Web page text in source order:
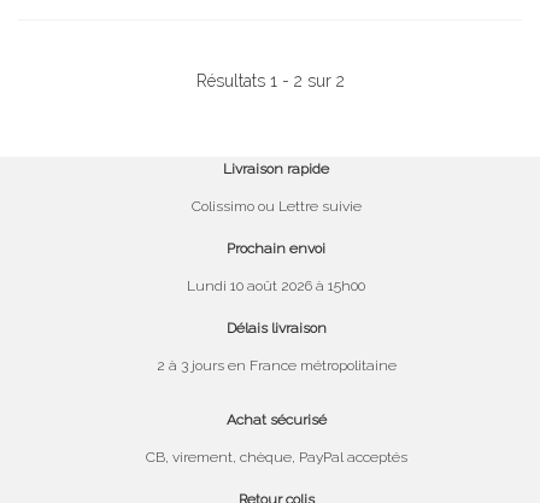
Résultats 1 - 2 sur 2
Livraison rapide
Colissimo ou Lettre suivie
Prochain envoi
Lundi 10 août 2026 à 15h00
Délais livraison
2 à 3 jours en France métropolitaine
Achat sécurisé
CB, virement, chèque, PayPal acceptés